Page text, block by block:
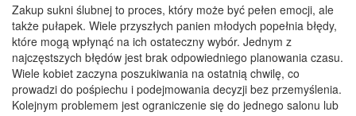
Zakup sukni ślubnej to proces, który może być pełen emocji, ale
także pułapek. Wiele przyszłych panien młodych popełnia błędy,
które mogą wpłynąć na ich ostateczny wybór. Jednym z
najczęstszych błędów jest brak odpowiedniego planowania czasu.
Wiele kobiet zaczyna poszukiwania na ostatnią chwilę, co
prowadzi do pośpiechu i podejmowania decyzji bez przemyślenia.
Kolejnym problemem jest ograniczenie się do jednego salonu lub